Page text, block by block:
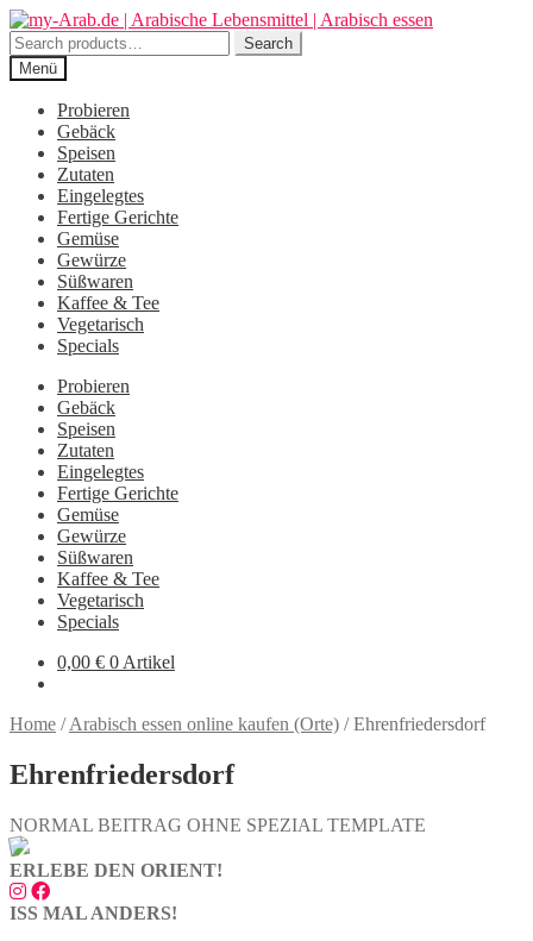
Zur
Navigation
springen
Zum
Inhalt
springen
Search
for:
Search
Menü
Probieren
Gebäck
Speisen
Zutaten
Eingelegtes
Fertige Gerichte
Gemüse
Gewürze
Süßwaren
Kaffee & Tee
Vegetarisch
Specials
Probieren
Gebäck
Speisen
Zutaten
Eingelegtes
Fertige Gerichte
Gemüse
Gewürze
Süßwaren
Kaffee & Tee
Vegetarisch
Specials
0,00 € 0 Artikel
Home /Arabisch essen online kaufen (Orte) /Ehrenfriedersdorf
Ehrenfriedersdorf
NORMAL BEITRAG OHNE SPEZIAL TEMPLATE
ERLEBE DEN ORIENT!
ISS MAL ANDERS!